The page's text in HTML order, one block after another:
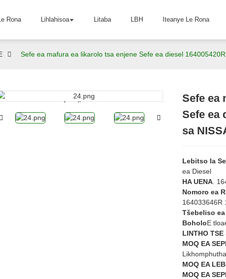
Rona Lihlahisoa Litaba LBH Iteanye Le Rona
Sefe ea mafura ea likarolo tsa enjene Sefe ea diesel
Loading...
Loading...
Sefe ea
Sefe ea
sa
Lebitso la
ea Diesel
HA UENA .
Nomoro ea
164033646R
Tšebeliso
BoholoE
LINTHO TSE
MOQ EA
MOQ EA
MOQ EA